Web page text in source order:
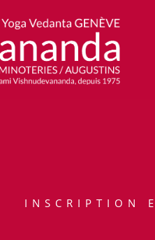
INSCRIPTION